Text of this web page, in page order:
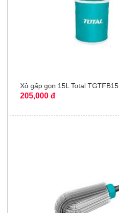
Xô gấp gọn 15L Total TGTFB15
205,000 đ